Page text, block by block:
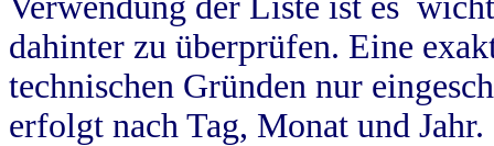
dahinter zu überprüfen. Eine
technischen Gründen nur
erfolgt nach Tag, Monat und Jahr.